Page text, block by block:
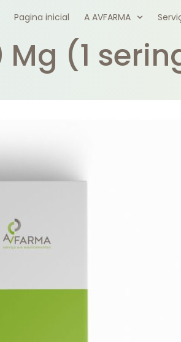
Pagina inicial A AVFARMA
Mg (1